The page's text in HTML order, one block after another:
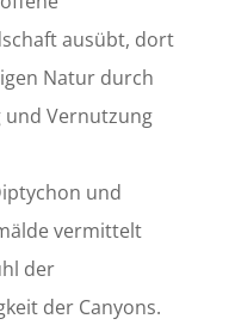
ausübt, dort
Natur durch
Vernutzung
und
vermittelt
der
der Canyons.